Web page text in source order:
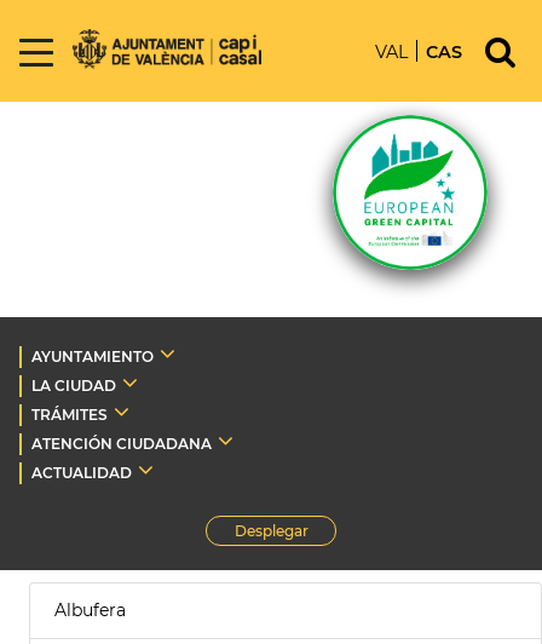
VAL CAS
AYUNTAMIENTO
LA CIUDAD
TRÁMITES
ATENCIÓN CIUDADANA
ACTUALIDAD
Desplegar
Albufera